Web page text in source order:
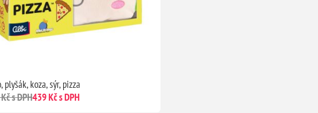
plyšák, koza, sýr, pizza
s DPH439 Kč s DPH